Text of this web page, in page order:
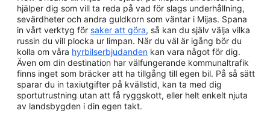
hjälper dig som vill ta reda på vad för slags underhållning,
sevärdheter och andra guldkorn som väntar i Mijas. Spana
in vårt verktyg för saker att göra, så kan du själv välja vilka
russin du vill plocka ur limpan. När du väl är igång bör du
kolla om våra hyrbilserbjudanden kan vara något för dig.
Även om din destination har välfungerande kommunaltrafik
finns inget som bräcker att ha tillgång till egen bil. På så sätt
sparar du in taxiutgifter på kvällstid, kan ta med dig
sportutrustning utan att få ryggskott, eller helt enkelt njuta
av landsbygden i din egen takt.